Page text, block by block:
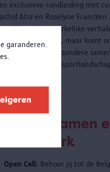
garanderen.
exclusieve rondleiding met
Atia en Roselyne
alleen de opmerkelijke
objecten kennen, maar komt
weten over de bijzondere
het Antwerpse
Creëer samen
kunstwerk
Open Call: Behoor jij tot de